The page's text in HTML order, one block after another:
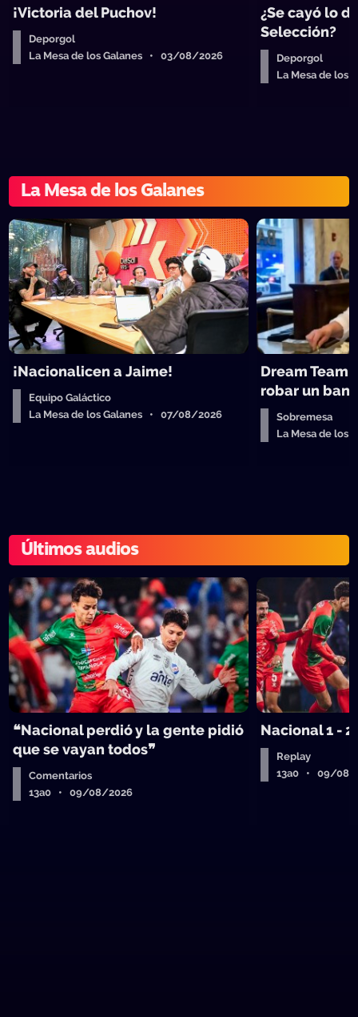
¡Victoria del Puchov!
Deporgol
La Mesa de los Galanes • 03/08/2026
¿Se cayó lo
Selección?
Deporgol
La Mesa de los
La Mesa de los Galanes
¡Nacionalicen a Jaime!
Equipo Galáctico
La Mesa de los Galanes • 07/08/2026
Dream Team
robar un
Sobremesa
La Mesa de
Últimos audios
❝Nacional perdió y la gente pidió
que se vayan todos❞
Comentarios
13a0 • 09/08/2026
Nacional 1 -
Replay
13a0 • 09/08/